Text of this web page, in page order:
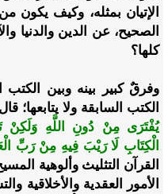
الإتيان بمثله، وكيف يكون
الصحيح، عن الدين والدنيا
كلها؟
وفرقٌ كبير بينه وبين
الكتب السابقة ولا يتابعها؛
يُفْتَرَى مِنْ دُونِ اللَّهِ وَلَكِنْ
الْكِتَابِ لَا رَيْبَ فِيهِ مِنْ رَبِّ
القرآن التثليث وألوهية
الأمور العقدية والأخلاقية